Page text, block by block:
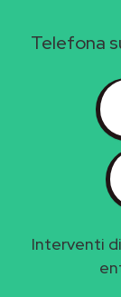
Telefona
Interventi